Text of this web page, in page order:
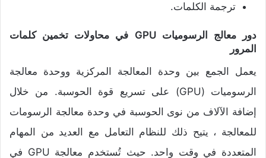
ترجمة الكلمات.
دور معالج الرسوميات GPU في محاولات تخمين كلمات
المرور
يعمل الجمع بين وحدة المعالجة المركزية ووحدة معالجة
الرسوميات (GPU) على تسريع قوة الحوسبة. من خلال
إضافة الآلاف من نوى الحوسبة في وحدة معالجة الرسومات
للمعالجة ، يتيح ذلك للنظام التعامل مع العديد من المهام
المتعددة في وقت واحد. حيث تُستخدم معالجة GPU في